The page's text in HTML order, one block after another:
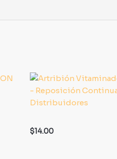
$14.00